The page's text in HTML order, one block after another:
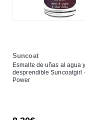
Suncoat
Esmalte de uñas al agua y
desprendible Suncoatgirl
Power